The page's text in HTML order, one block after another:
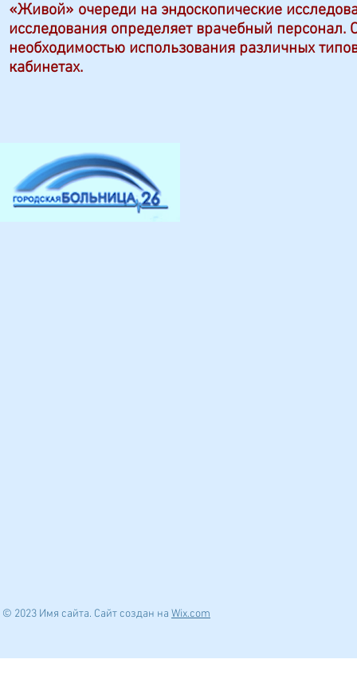
«Живой» очереди на эндоскопические
исследования определяет врачебный персонал.
необходимостью использования различных
кабинетах.
© 2023 Имя сайта. Сайт создан на Wix.com